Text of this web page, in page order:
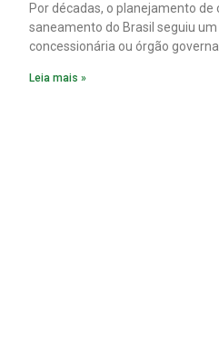
Por décadas, o planejamento
saneamento do Brasil seguiu
concessionária ou órgão
Leia mais »